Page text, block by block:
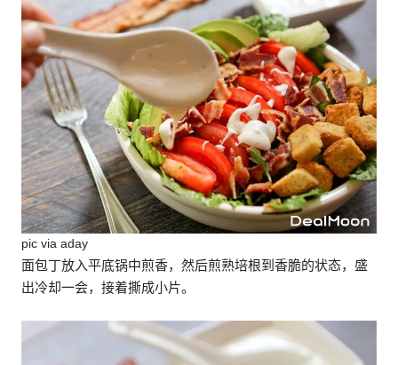
pic via aday
面包丁放入平底锅中煎香，然后煎熟培根到香脆的状态，盛
出冷却一会，接着撕成小片。